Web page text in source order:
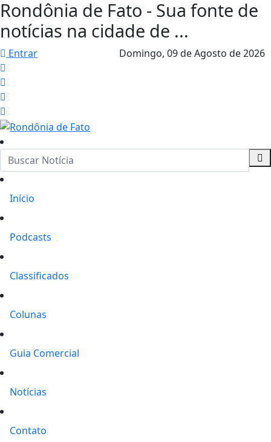
Rondônia de Fato - Sua fonte de
notícias na cidade de ...
Entrar Domingo, 09 de Agosto de 2026
Início
Podcasts
Classificados
Colunas
Guia Comercial
Notícias
Contato